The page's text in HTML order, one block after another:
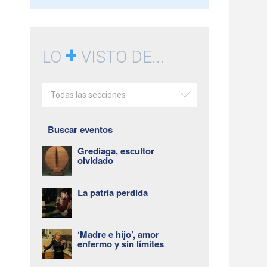
LO+ VISTO DE...
Todas las secciones
Buscar eventos
Grediaga, escultor
olvidado
La patria perdida
‘Madre e hijo’, amor
enfermo y sin límites